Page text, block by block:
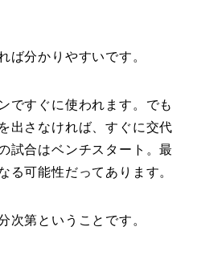
ば分かりやすいです。
ですぐに使われます。でも
出さなければ、すぐに交代
試合はベンチスタート。最
る可能性だってあります。
次第ということです。